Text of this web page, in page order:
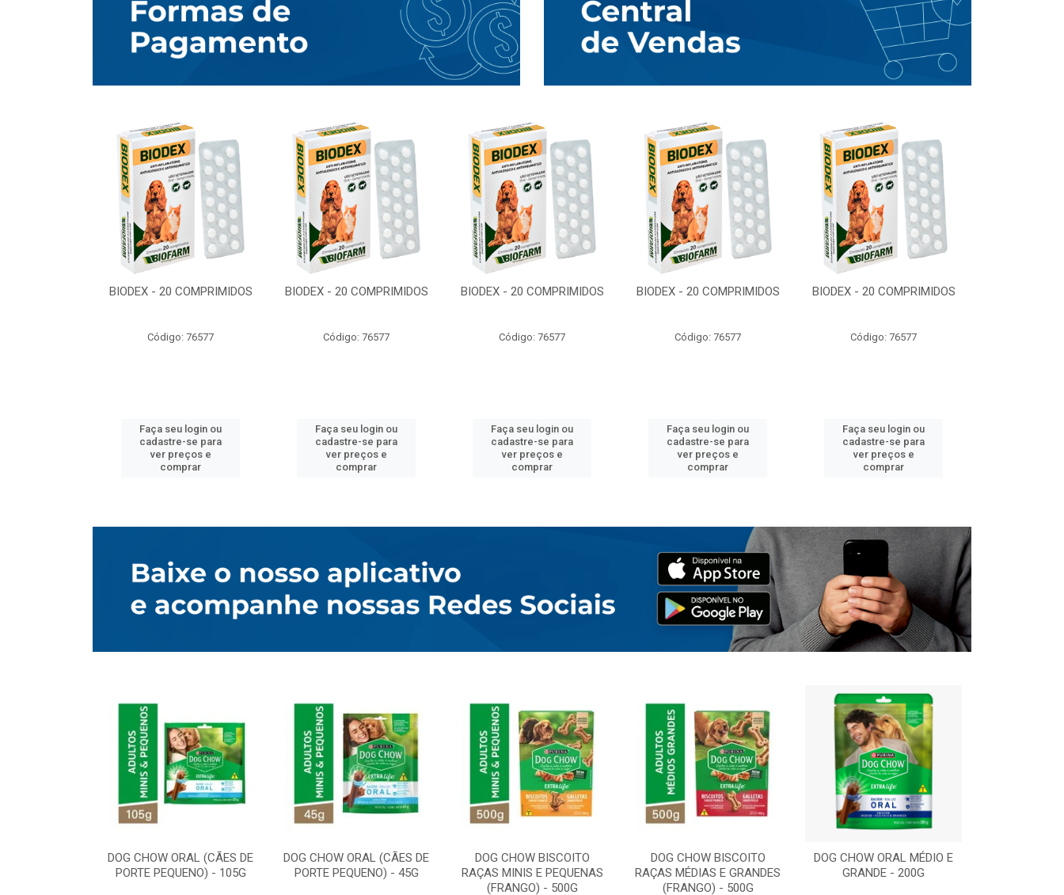
BIODEX - 20 COMPRIMIDOS
Código: 76577
Faça seu login ou
cadastre-se para
ver preços e
comprar
BIODEX - 20 COMPRIMIDOS
Código: 76577
Faça seu login ou
cadastre-se para
ver preços e
comprar
BIODEX - 20 COMPRIMIDOS
Código: 76577
Faça seu login ou
cadastre-se para
ver preços e
comprar
BIODEX - 20 COMPRIMIDOS
Código: 76577
Faça seu login ou
cadastre-se para
ver preços e
comprar
BIODEX - 20 COMPRIMIDOS
Código: 76577
Faça seu login ou
cadastre-se para
ver preços e
comprar
DOG CHOW ORAL (CÃES DE
PORTE PEQUENO) - 105G
DOG CHOW ORAL (CÃES DE
PORTE PEQUENO) - 45G
DOG CHOW BISCOITO
RAÇAS MINIS E PEQUENAS
(FRANGO) - 500G
DOG CHOW BISCOITO
RAÇAS MÉDIAS E GRANDES
(FRANGO) - 500G
DOG CHOW ORAL MÉDIO E
GRANDE - 200G